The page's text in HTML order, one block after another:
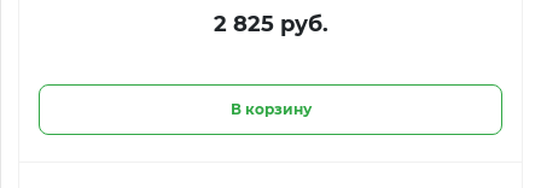
2 825 руб.
В корзину